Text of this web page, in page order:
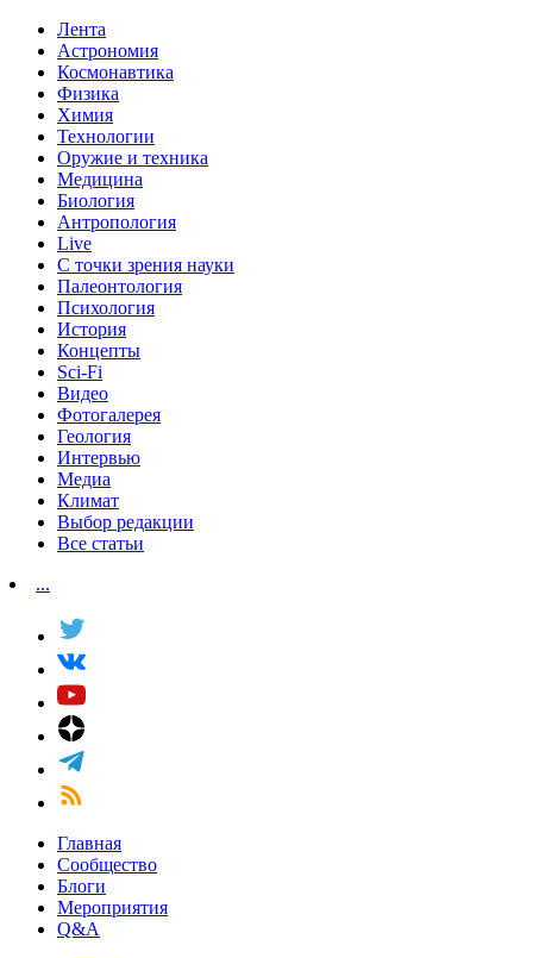
Лента
Астрономия
Космонавтика
Физика
Химия
Технологии
Оружие и техника
Медицина
Биология
Антропология
Live
С точки зрения науки
Палеонтология
Психология
История
Концепты
Sci-Fi
Видео
Фотогалерея
Геология
Интервью
Медиа
Климат
Выбор редакции
Все статьи
...
Главная
Сообщество
Блоги
Мероприятия
Q&A